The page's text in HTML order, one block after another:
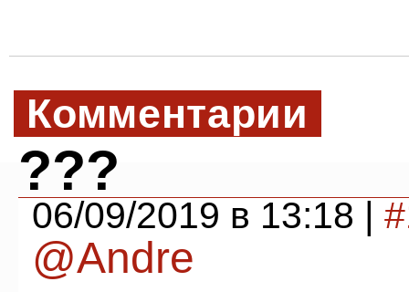
Комментарии
???
06/09/2019 в 13:18 |
@Andre